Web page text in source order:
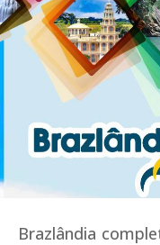
Brazlândia